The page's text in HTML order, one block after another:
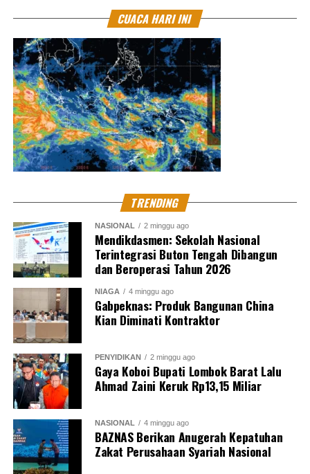
CUACA HARI INI
TRENDING
NASIONAL 2 minggu ago
Mendikdasmen: Sekolah Nasional
Terintegrasi Buton Tengah Dibangun
dan Beroperasi Tahun 2026
NIAGA 4 minggu ago
Gabpeknas: Produk Bangunan China
Kian Diminati Kontraktor
PENYIDIKAN 2 minggu ago
Gaya Koboi Bupati Lombok Barat Lalu
Ahmad Zaini Keruk Rp13,15 Miliar
NASIONAL 4 minggu ago
BAZNAS Berikan Anugerah Kepatuhan
Zakat Perusahaan Syariah Nasional